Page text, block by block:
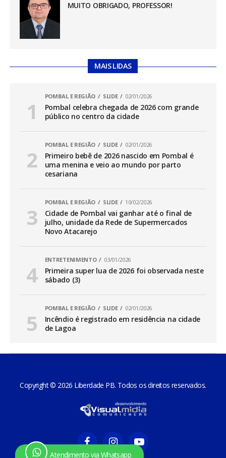
MUITO OBRIGADO, PROFESSOR!
MAIS LIDAS
POMBAL E REGIÃO SLIDE 02/01/2026
Pombal celebra chegada de 2026 com grande
público no centro da cidade
POMBAL E REGIÃO SLIDE 02/01/2026
Primeiro bebê de 2026 nascido em Pombal é
uma menina e veio ao mundo por parto
cesariana
POMBAL E REGIÃO SLIDE 10/02/2026
Cidade de Pombal vai ganhar até o final de
julho, unidade da Rede de Supermercados
Novo Atacarejo
ENTRETENIMENTO 03/01/2026
Primeira super lua de 2026 foi observada neste
sábado (3)
POMBAL E REGIÃO SLIDE 02/01/2026
Incêndio é registrado em residência na cidade
de Lagoa
Atendimento via Whatsapp
Copyright © 2026 Liberdade PB. Todos os direitos reservados.